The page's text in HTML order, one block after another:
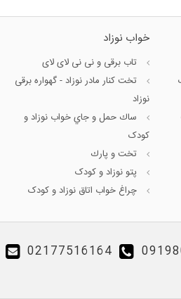
خواب نوزاد
تاب برقی و نی نی لای لای
تخت كنار مادر نوزاد - گهواره برقی
نوزاد
ساك حمل و جاي خواب نوزاد و
کودک
تخت و پارك
پتو نوزاد و کودک
چراغ خواب اتاق نوزاد و کودک
02177516164